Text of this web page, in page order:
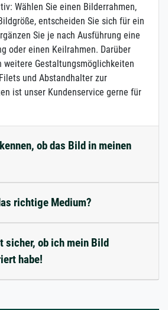
Wählen Sie einen Bilderrahmen,
entscheiden Sie sich für ein
Sie je nach Ausführung eine
oder einen Keilrahmen. Darüber
weitere Gestaltungsmöglichkeiten
und Abstandhalter zur
ist unser Kundenservice gerne für
ob das Bild in meinen
richtige Medium?
sicher, ob ich mein Bild
habe!